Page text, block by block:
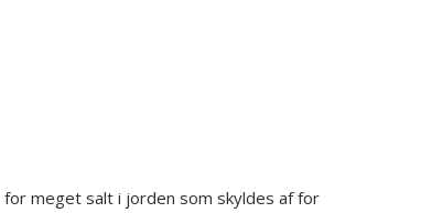
meget salt i jorden som skyldes af for